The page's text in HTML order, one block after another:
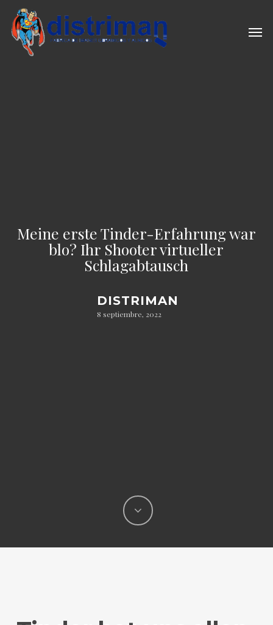
main
content
Meine erste Tinder-Erfahrung war
blo? Ihr Shooter virtueller
Schlagabtausch
DISTRIMAN
8 septiembre, 2022